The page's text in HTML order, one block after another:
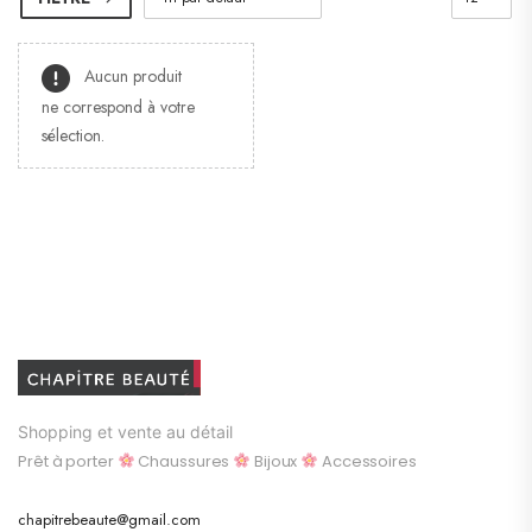
Aucun produit
ne correspond à votre
sélection.
Shopping et vente au détail
Prêt à porter Chaussures Bijoux Accessoires
chapitrebeaute@gmail.com